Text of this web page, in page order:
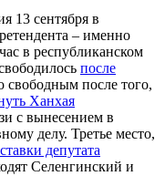
13 сентября в
– именно
в республиканском
после
свободным после того,
Ханхая
с вынесением в
делу. Третье место,
депутата
Селенгинский и